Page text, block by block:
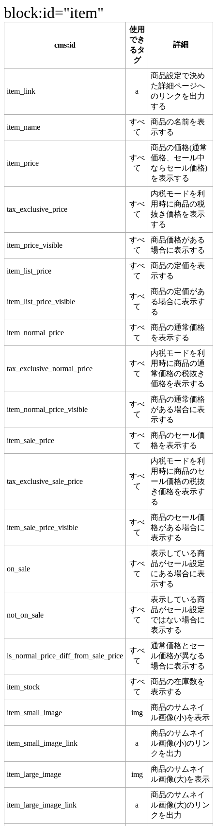
block:id="item"
cms:id
使用
でき
るタ
グ
詳細
item_link a
商品設定で決め
た詳細ページへ
のリンクを出力
する
item_name
すべ
て
商品の名前を表
示する
item_price
すべ
て
商品の価格(通常
価格、セール中
ならセール価格)
を表示する
tax_exclusive_price
すべ
て
内税モードを利
用時に商品の税
抜き価格を表示
する
item_price_visible
すべ
て
商品価格がある
場合に表示する
item_list_price
すべ
て
商品の定価を表
示する
item_list_price_visible
すべ
て
商品の定価があ
る場合に表示す
る
item_normal_price
すべ
て
商品の通常価格
を表示する
tax_exclusive_normal_price
すべ
て
内税モードを利
用時に商品の通
常価格の税抜き
価格を表示する
item_normal_price_visible
すべ
て
商品の通常価格
がある場合に表
示する
item_sale_price
すべ
て
商品のセール価
格を表示する
tax_exclusive_sale_price
すべ
て
内税モードを利
用時に商品のセ
ール価格の税抜
き価格を表示す
る
item_sale_price_visible
すべ
て
商品のセール価
格がある場合に
表示する
on_sale
すべ
て
表示している商
品がセール設定
にある場合に表
示する
not_on_sale
すべ
て
表示している商
品がセール設定
ではない場合に
表示する
is_normal_price_diff_from_sale_price
すべ
て
通常価格とセー
ル価格が異なる
場合に表示する
item_stock
すべ
て
商品の在庫数を
表示する
item_small_image img
商品のサムネイ
ル画像(小)を表示
item_small_image_link a
商品のサムネイ
ル画像(小)のリン
クを出力
item_large_image img
商品のサムネイ
ル画像(大)を表示
item_large_image_link a
商品のサムネイ
ル画像(大)のリン
クを出力